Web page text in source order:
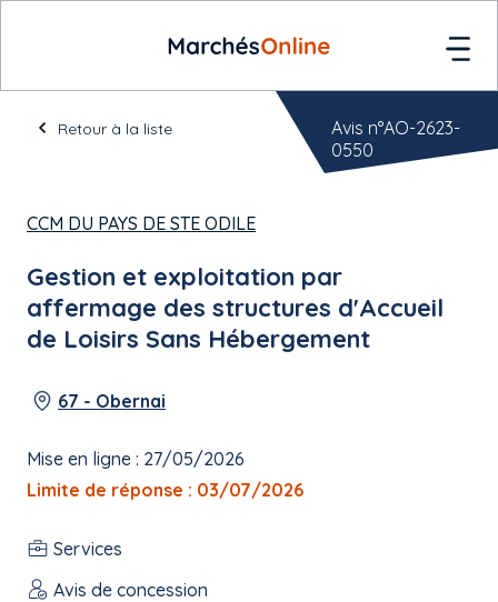
Retour à la liste
CCM DU PAYS DE STE ODILE
Gestion et exploitation par
affermage des structures d'Accueil
de Loisirs Sans Hébergement
67 - Obernai
Mise en ligne : 27/05/2026
Limite de réponse : 03/07/2026
Services
Avis de concession
Avis n°AO-2623-
0550